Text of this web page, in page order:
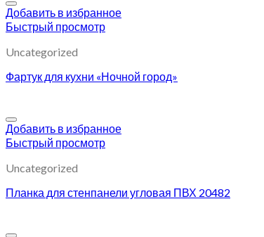
Добавить в избранное
Быстрый просмотр
Uncategorized
Фартук для кухни «Ночной город»
Добавить в избранное
Быстрый просмотр
Uncategorized
Планка для стенпанели угловая ПВХ 20482